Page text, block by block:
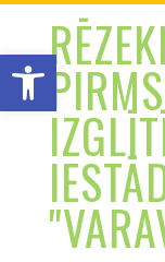
Open toolbar
Skip
content